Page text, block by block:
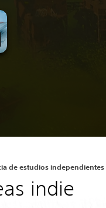
de estudios independientes
indie